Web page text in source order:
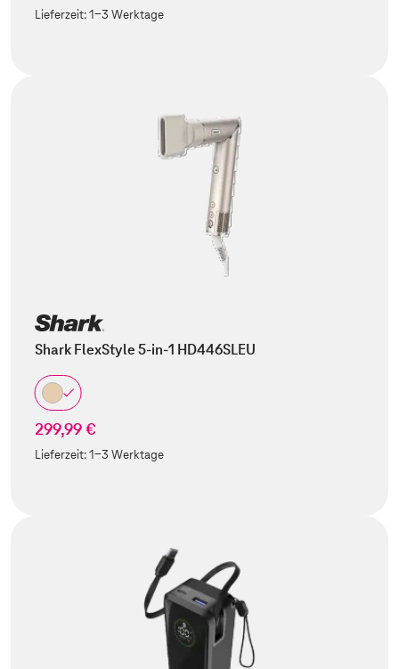
Lieferzeit:1-3 Werktage
Shark FlexStyle 5-in-1 HD446SLEU
299,99 €
Lieferzeit:1-3 Werktage